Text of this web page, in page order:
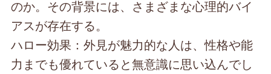
のか。その背景には、さまざまな心理的バイ
アスが存在する。
ハロー効果：外見が魅力的な人は、性格や能
力までも優れていると無意識に思い込んでし